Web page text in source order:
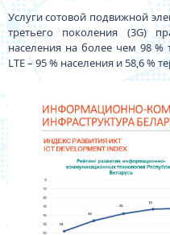
Услуги сотовой подвижной
третьего поколения (3G)
населения на более чем 98
LTE – 95 % населения и 58,6 %